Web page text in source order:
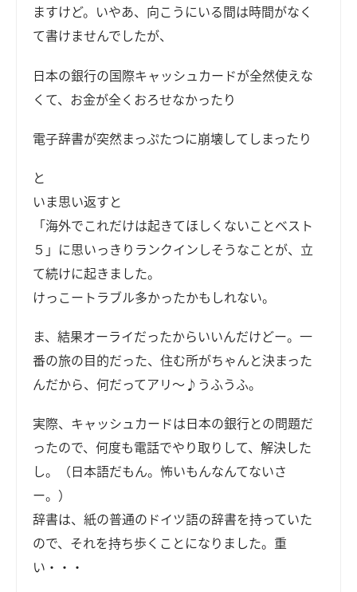
ますけど。いやあ、向こうにいる間は時間がなく
て書けませんでしたが、
日本の銀行の国際キャッシュカードが全然使えな
くて、お金が全くおろせなかったり
電子辞書が突然まっぷたつに崩壊してしまったり
と
いま思い返すと
「海外でこれだけは起きてほしくないことベスト
５」に思いっきりランクインしそうなことが、立
て続けに起きました。
けっこートラブル多かったかもしれない。
ま、結果オーライだったからいいんだけどー。一
番の旅の目的だった、住む所がちゃんと決まった
んだから、何だってアリ～♪うふうふ。
実際、キャッシュカードは日本の銀行との問題だ
ったので、何度も電話でやり取りして、解決した
し。（日本語だもん。怖いもんなんてないさ
ー。）
辞書は、紙の普通のドイツ語の辞書を持っていた
ので、それを持ち歩くことになりました。重
い・・・